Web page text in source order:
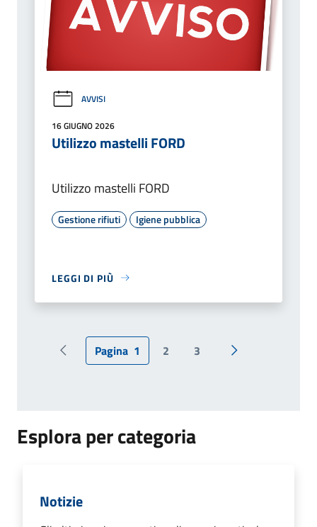
AVVISI
16 GIUGNO 2026
Utilizzo mastelli FORD
Utilizzo mastelli FORD
Gestione rifiuti Igiene pubblica
LEGGI DI PIÙ
Pagina precedente
Pagina 1 2 3 Pagina
Esplora per categoria
Notizie